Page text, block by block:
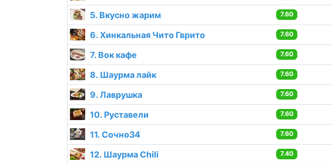
5. Вкусно жарим 7.60
6. Хинкальная Чито Гврито 7.60
7. Вок кафе 7.60
8. Шаурма лайк 7.60
9. Лаврушка 7.60
10. Руставели 7.60
11. Сочно34 7.60
12. Шаурма Chili 7.40